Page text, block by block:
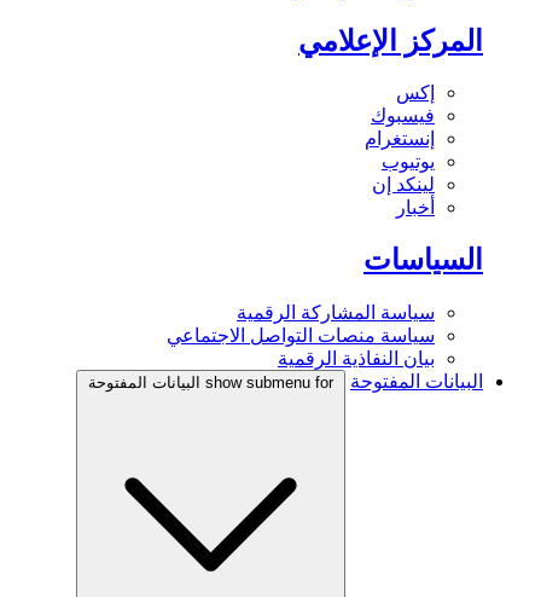
المركز الإعلامي
إكس
فيسبوك
إنستغرام
يوتيوب
لينكد إن
أخبار
السياسات
سياسة المشاركة الرقمية
سياسة منصات التواصل الاجتماعي
بيان النفاذية الرقمية
البيانات المفتوحة
show submenu for البيانات المفتوحة